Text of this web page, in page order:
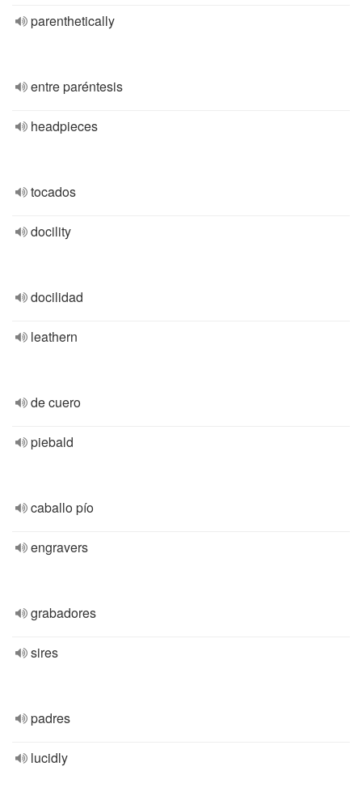
parenthetically
entre paréntesis
headpieces
tocados
docility
docilidad
leathern
de cuero
piebald
caballo pío
engravers
grabadores
sires
padres
lucidly